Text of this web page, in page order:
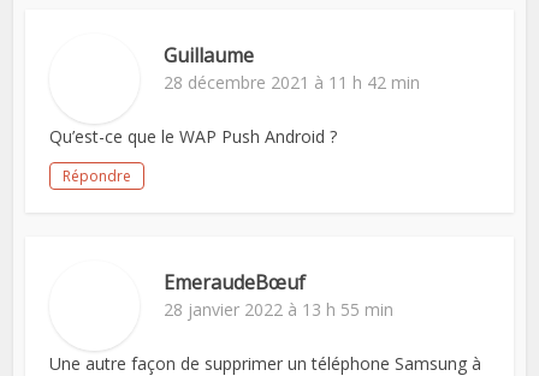
Guillaume
28 décembre 2021 à 11 h 42 min
Qu’est-ce que le WAP Push Android ?
Répondre
EmeraudeBœuf
28 janvier 2022 à 13 h 55 min
Une autre façon de supprimer un téléphone Samsung à